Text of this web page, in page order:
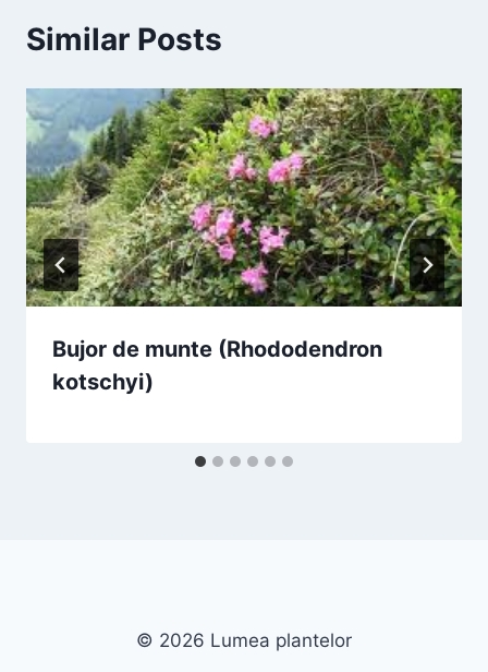
Similar Posts
Bujor de munte (Rhododendron
kotschyi)
© 2026 Lumea plantelor